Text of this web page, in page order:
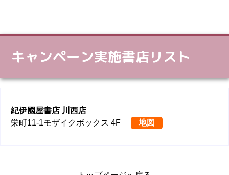
キャンペーン実施書店リスト
紀伊國屋書店 川西店
栄町11-1モザイクボックス 4F
地図